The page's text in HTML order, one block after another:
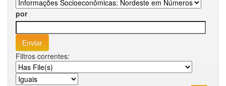
por
Filtros correntes: